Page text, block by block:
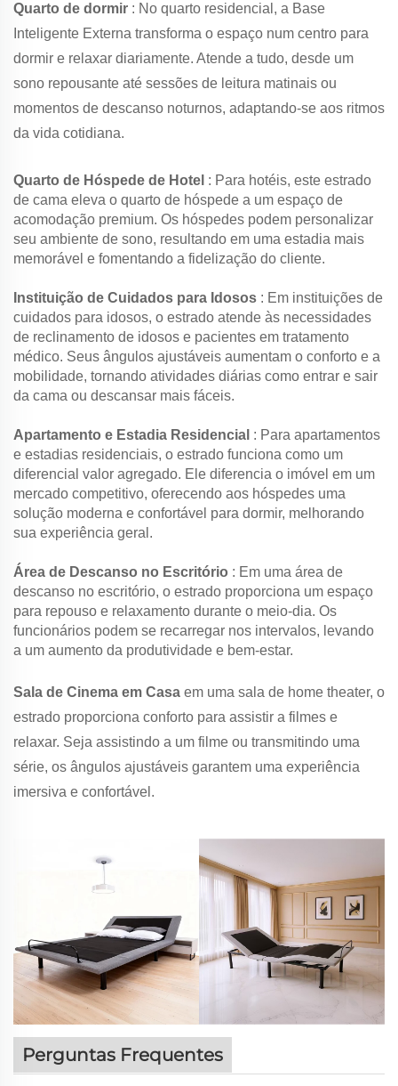
Quarto de dormir : No quarto residencial, a Base
Inteligente Externa transforma o espaço num centro para
dormir e relaxar diariamente. Atende a tudo, desde um
sono repousante até sessões de leitura matinais ou
momentos de descanso noturnos, adaptando-se aos ritmos
da vida cotidiana.
Quarto de Hóspede de Hotel : Para hotéis, este estrado
de cama eleva o quarto de hóspede a um espaço de
acomodação premium. Os hóspedes podem personalizar
seu ambiente de sono, resultando em uma estadia mais
memorável e fomentando a fidelização do cliente.
Instituição de Cuidados para Idosos : Em instituições de
cuidados para idosos, o estrado atende às necessidades
de reclinamento de idosos e pacientes em tratamento
médico. Seus ângulos ajustáveis aumentam o conforto e a
mobilidade, tornando atividades diárias como entrar e sair
da cama ou descansar mais fáceis.
Apartamento e Estadia Residencial : Para apartamentos
e estadias residenciais, o estrado funciona como um
diferencial valor agregado. Ele diferencia o imóvel em um
mercado competitivo, oferecendo aos hóspedes uma
solução moderna e confortável para dormir, melhorando
sua experiência geral.
Área de Descanso no Escritório : Em uma área de
descanso no escritório, o estrado proporciona um espaço
para repouso e relaxamento durante o meio-dia. Os
funcionários podem se recarregar nos intervalos, levando
a um aumento da produtividade e bem-estar.
Sala de Cinema em Casa em uma sala de home theater, o
estrado proporciona conforto para assistir a filmes e
relaxar. Seja assistindo a um filme ou transmitindo uma
série, os ângulos ajustáveis garantem uma experiência
imersiva e confortável.
Perguntas Frequentes